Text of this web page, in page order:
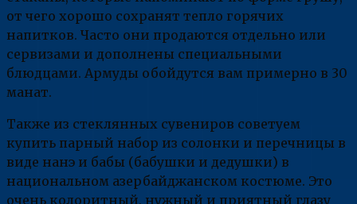
от чего хорошо сохранят тепло горячих
напитков. Часто они продаются отдельно или
сервизами и дополнены специальными
блюдцами. Армуды обойдутся вам примерно в 30
манат.
Также из стеклянных сувениров советуем
купить парный набор из солонки и перечницы в
виде нанэ и бабы (бабушки и дедушки) в
национальном азербайджанском костюме. Это
очень колоритный, нужный и приятный глазу